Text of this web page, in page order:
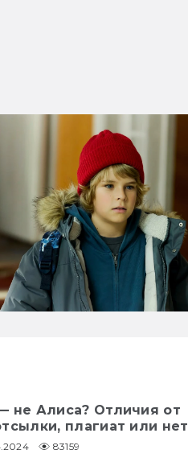
не Алиса? Отличия от
плагиат или нет
83159